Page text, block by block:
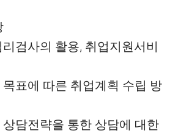
검사의 활용, 취업지원서비
표에 따른 취업계획 수립 방
담전략을 통한 상담에 대한